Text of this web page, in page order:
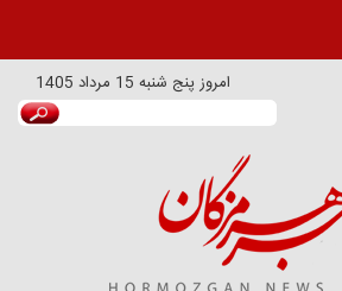
امروز پنج شنبه 15 مرداد 1405